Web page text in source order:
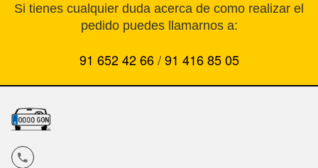
Si tienes cualquier duda acerca de como realizar el
pedido puedes llamarnos a:
91 652 42 66 /91 416 85 05